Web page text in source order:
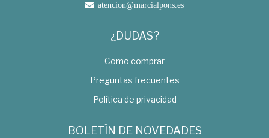
atencion@marcialpons.es
¿DUDAS?
Como comprar
Preguntas frecuentes
Política de privacidad
BOLETÍN DE NOVEDADES